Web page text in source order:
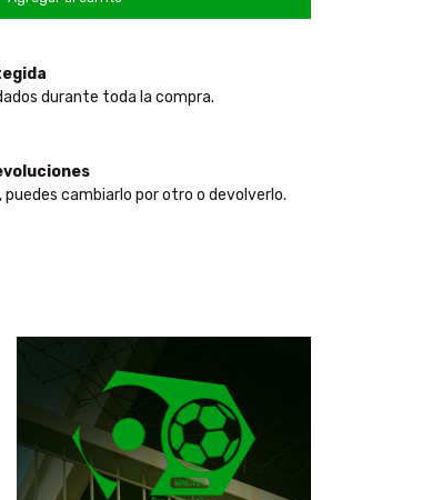
durante toda la compra.
puedes cambiarlo por otro o devolverlo.